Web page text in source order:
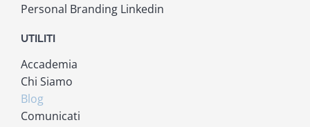
Personal Branding Linkedin
UTILITI
Accademia
Chi Siamo
Blog
Comunicati